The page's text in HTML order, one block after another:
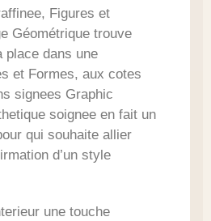
Figures et
Géométrique trouve
place dans une
et Formes, aux cotes
signees Graphic
soignee en fait un
qui souhaite allier
d’un style
une touche